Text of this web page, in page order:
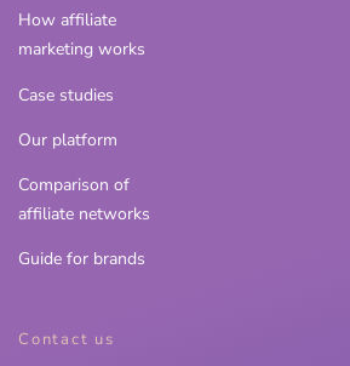
How affiliate
marketing works
Case studies
Our platform
Comparison of
affiliate networks
Guide for brands
Contact us